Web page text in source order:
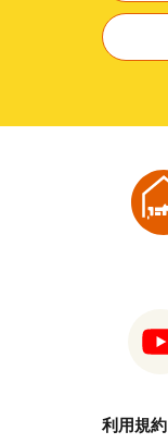
利用規約